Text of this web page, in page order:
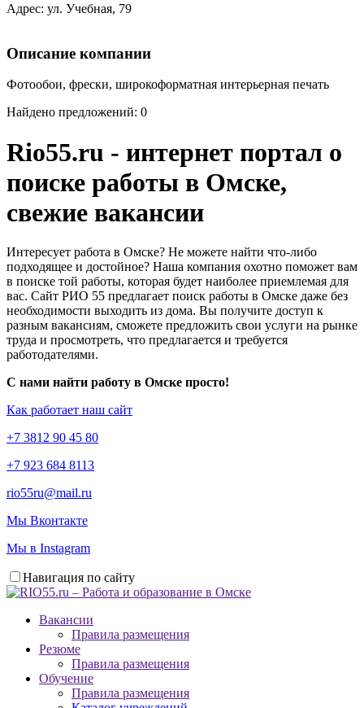
Адрес: ул. Учебная, 79
Описание компании
Фотообои, фрески, широкоформатная интерьерная печать
Найдено предложений: 0
Rio55.ru - интернет портал о
поиске работы в Омске,
свежие вакансии
Интересует работа в Омске? Не можете найти что-либо
подходящее и достойное? Наша компания охотно поможет вам
в поиске той работы, которая будет наиболее приемлемая для
вас. Сайт РИО 55 предлагает поиск работы в Омске даже без
необходимости выходить из дома. Вы получите доступ к
разным вакансиям, сможете предложить свои услуги на рынке
труда и просмотреть, что предлагается и требуется
работодателями.
С нами найти работу в Омске просто!
Как работает наш сайт
+7 3812 90 45 80
+7 923 684 8113
rio55ru@mail.ru
Мы Вконтакте
Мы в Instagram
Навигация по сайту
Вакансии
Правила размещения
Резюме
Правила размещения
Обучение
Правила размещения